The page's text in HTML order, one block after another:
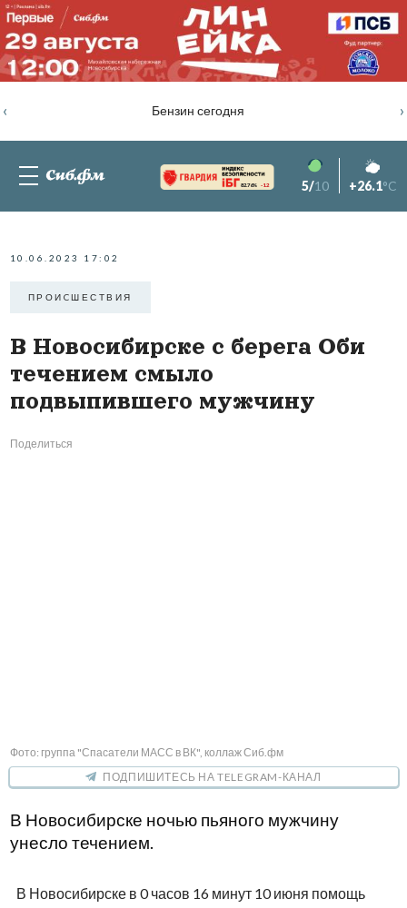
Бензин сегодня
‹ ›
82.76% -1.2 5/10 +26.1°C
10.06.2023 17:02
ПРОИCШЕСТВИЯ
В Новосибирске с берега Оби
течением смыло
подвыпившего мужчину
Поделиться
Фото: группа "Спасатели МАСС в ВК", коллаж Сиб.фм
ПОДПИШИТЕСЬ НА TELEGRAM-КАНАЛ
В Новосибирске ночью пьяного мужчину
унесло течением.
В Новосибирске в 0 часов 16 минут 10 июня помощь